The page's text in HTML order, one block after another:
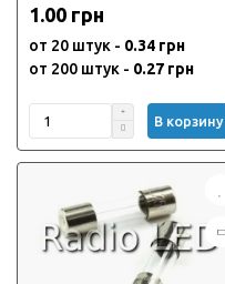
1.00 грн
от 20 штук - 0.34 грн
от 200 штук - 0.27 грн
В корзину